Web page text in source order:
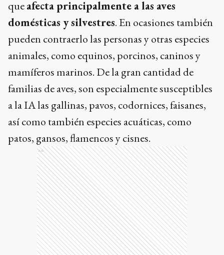
queafecta principalmente a las aves
domésticas y silvestres. En ocasiones también
pueden contraerlo las personas y otras especies
animales, como equinos, porcinos, caninos y
mamíferos marinos. De la gran cantidad de
familias de aves, son especialmente susceptibles
a la IA las gallinas, pavos, codornices, faisanes,
así como también especies acuáticas, como
patos, gansos, flamencos y cisnes.
Ads